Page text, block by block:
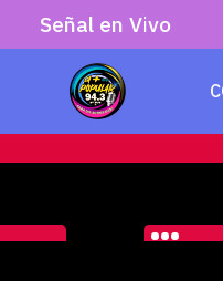
Señal en Vivo